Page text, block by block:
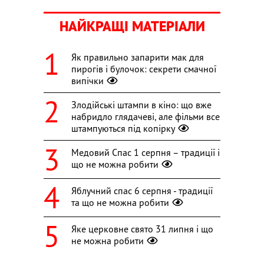
НАЙКРАЩІ МАТЕРІАЛИ
Як правильно запарити мак для
пирогів і булочок: секрети смачної
випічки
Злодійські штампи в кіно: що вже
набридло глядачеві, але фільми все
штампуються під копірку
Медовий Спас 1 серпня – традиції і
що не можна робити
Яблучний спас 6 серпня - традиції
та що не можна робити
Яке церковне свято 31 липня і що
не можна робити